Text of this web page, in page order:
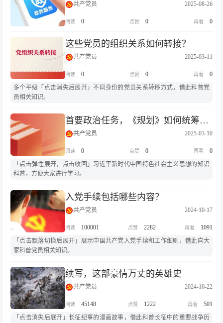
共产党员 2025-08-26
0 0 0
这些党员的组织关系如何转接？
共产党员 2025-03-11
0 0
0
多个平级「点击消失后展开」不同身份的党员关系转移方式，借此科普党
员相关知识。
首要政治任务，《规划》如何统筹安排？
共产党员 2025-03-10
0 0
0
「点击弹性展开，点击收回」习近平新时代中国特色社会主义思想的知识
科普，方便大家进行学习。
入党手续包括哪些内容？
共产党员 2024-10-17
100001 2282
1091
「点击飘落切换后展开」展示中国共产党入党手续和工作细则，借此向大
家科普党员相关知识。
续写，这部豪情万丈的英雄史
共产党员 2024-10-22
45148 1222
501
「点击消失后展开」长征纪事的漫画故事，借此科普长征中的重要战争历